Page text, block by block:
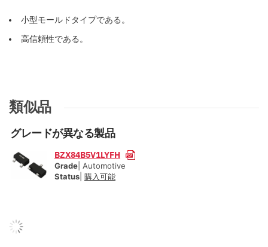
小型モールドタイプである。
高信頼性である。
類似品
グレードが異なる製品
BZX84B5V1LYFH
Grade | Automotive
Status 購入可能